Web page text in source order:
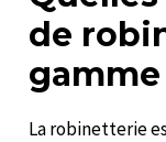
de
gamme
La robinetterie